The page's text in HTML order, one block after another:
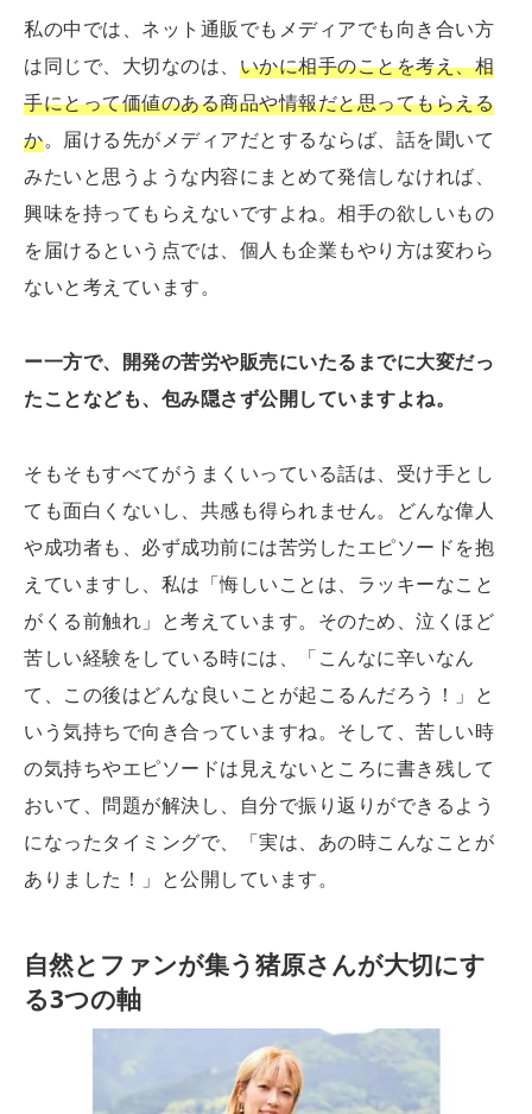
私の中では、ネット通販でもメディアでも向き合い方
は同じで、大切なのは、 いかに相手のことを考え、相
手にとって価値のある商品や情報だと思ってもらえる
か。届ける先がメディアだとするならば、話を聞いて
みたいと思うような内容にまとめて発信しなければ、
興味を持ってもらえないですよね。相手の欲しいもの
を届けるという点では、個人も企業もやり方は変わら
ないと考えています。
ー一方で、開発の苦労や販売にいたるまでに大変だっ
たことなども、包み隠さず公開していますよね。
そもそもすべてがうまくいっている話は、受け手とし
ても面白くないし、共感も得られません。どんな偉人
や成功者も、必ず成功前には苦労したエピソードを抱
えていますし、私は「悔しいことは、ラッキーなこと
がくる前触れ」と考えています。そのため、泣くほど
苦しい経験をしている時には、「こんなに辛いなん
て、この後はどんな良いことが起こるんだろう！」と
いう気持ちで向き合っていますね。そして、苦しい時
の気持ちやエピソードは見えないところに書き残して
おいて、問題が解決し、自分で振り返りができるよう
になったタイミングで、「実は、あの時こんなことが
ありました！」と公開しています。
自然とファンが集う猪原さんが大切にす
る3つの軸